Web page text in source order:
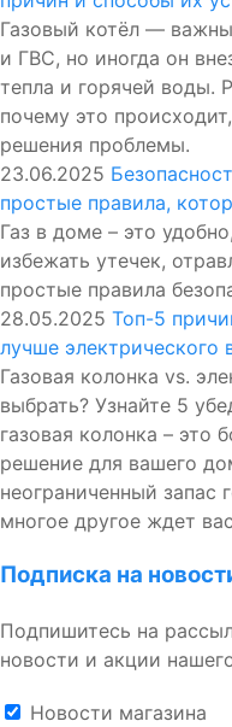
Газовый котёл —
и ГВС, но иногда он
тепла и горячей воды.
почему это
решения проблемы.
23.06.2025
простые правила,
Газ в доме – это
избежать утечек,
простые правила
28.05.2025 Топ-5
лучше электрического
Газовая колонка vs.
выбрать? Узнайте 5
газовая колонка – это
решение для вашего
неограниченный запас
многое другое ждет
Подписка на
Подпишитесь на
новости и акции
Новости магазина